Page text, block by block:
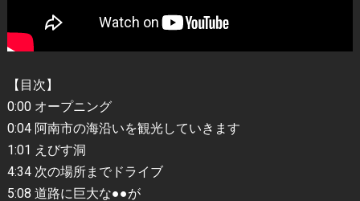
【目次】
0:00 オープニング
0:04 阿南市の海沿いを観光していきます
1:01 えびす洞
4:34 次の場所までドライブ
5:08 道路に巨大な●●が